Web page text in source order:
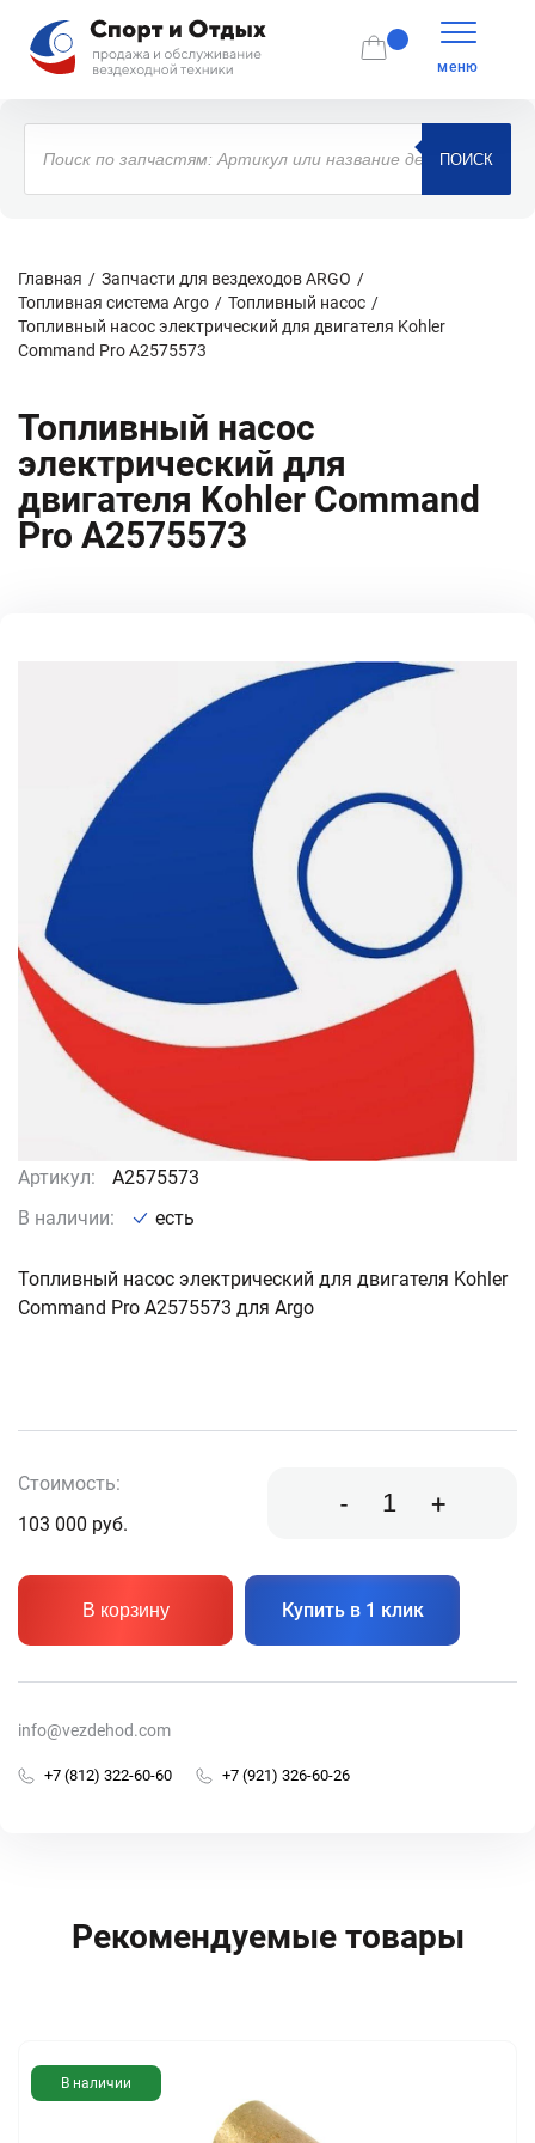
меню
Поиск
товаров
ПОИСК
Главная
Запчасти для вездеходов ARGO
Топливная система Argo
Топливный насос
Топливный насос электрический для двигателя Kohler
Command Pro A2575573
Топливный насос
электрический для
двигателя Kohler Command
Pro A2575573
Артикул:
A2575573
В наличии:
есть
Топливный насос электрический для двигателя Kohler
Command Pro A2575573 для Argo
Стоимость:
103 000 руб.
- +
В корзину Купить в 1 клик
info@vezdehod.com
+7 (812) 322-60-60 +7 (921) 326-60-26
Рекомендуемые товары
В наличии